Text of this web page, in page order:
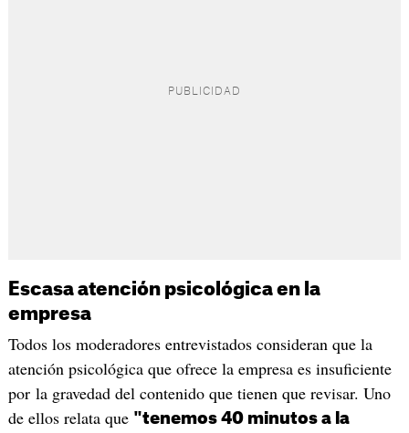
Escasa atención psicológica en la
empresa
Todos los moderadores entrevistados consideran que la
atención psicológica que ofrece la empresa es insuficiente
por la gravedad del contenido que tienen que revisar. Uno
de ellos relata que "tenemos 40 minutos a la